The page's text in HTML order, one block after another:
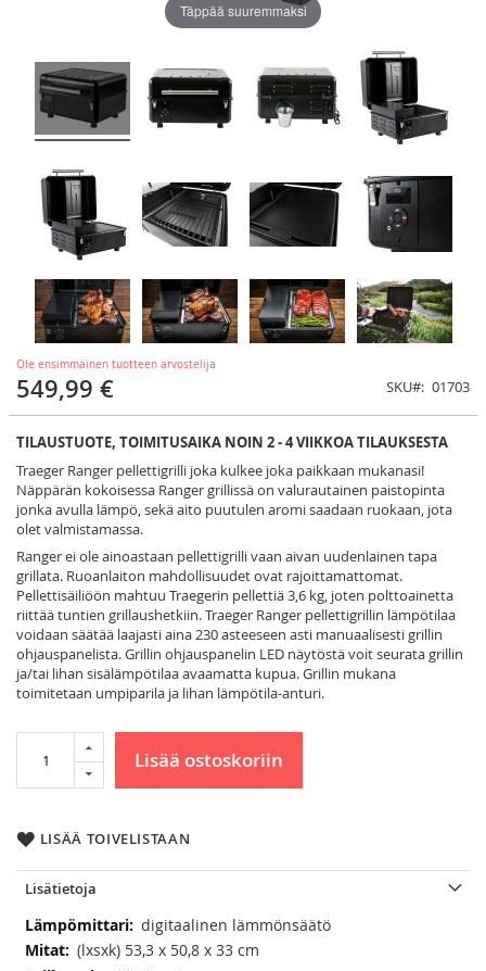
Ole ensimmäinen tuotteen arvostelija
549,99 € SKU 01703
TILAUSTUOTE, TOIMITUSAIKA NOIN 2 - 4 VIIKKOA TILAUKSESTA
Traeger Ranger pellettigrilli joka kulkee joka paikkaan mukanasi!
Näppärän kokoisessa Ranger grillissä on valurautainen paistopinta
jonka avulla lämpö, sekä aito puutulen aromi saadaan ruokaan, jota
olet valmistamassa.
Ranger ei ole ainoastaan pellettigrilli vaan aivan uudenlainen tapa
grillata. Ruoanlaiton mahdollisuudet ovat rajoittamattomat.
Pellettisäiliöön mahtuu Traegerin pellettiä 3,6 kg, joten polttoainetta
riittää tuntien grillaushetkiin. Traeger Ranger pellettigrillin lämpötilaa
voidaan säätää laajasti aina 230 asteeseen asti manuaalisesti grillin
ohjauspanelista. Grillin ohjauspanelin LED näytöstä voit seurata grillin
ja/tai lihan sisälämpötilaa avaamatta kupua. Grillin mukana
toimitetaan umpiparila ja lihan lämpötila-anturi.
Lisää ostoskoriin
LISÄÄ TOIVELISTAAN
Täppää suuremmaksi
Lisätietoja
Lisätietoja
digitaalinen lämmönsäätö
(lxsxk) 53,3 x 50,8 x 33 cm